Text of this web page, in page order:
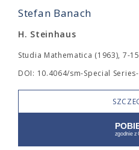
Stefan Banach
H. Steinhaus
Studia Mathematica (1963), 7-15
DOI: 10.4064/sm-Special